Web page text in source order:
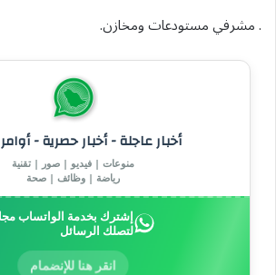
. مشرفي مستودعات ومخازن.
أخبار عاجلة - أخبار حصرية -
منوعات | فيديو | صور | تقنية
رياضة | وظائف | صحة
إشترك بخدمة الواتساب
لتصلك الرسائل
انقر هنا للإنضمام